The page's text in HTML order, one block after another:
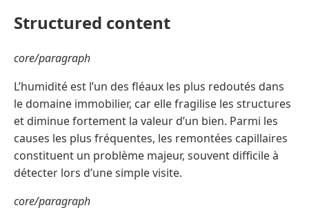
Structured content
core/paragraph
L’humidité est l’un des fléaux les plus redoutés dans
le domaine immobilier, car elle fragilise les structures
et diminue fortement la valeur d’un bien. Parmi les
causes les plus fréquentes, les remontées capillaires
constituent un problème majeur, souvent difficile à
détecter lors d’une simple visite.
core/paragraph